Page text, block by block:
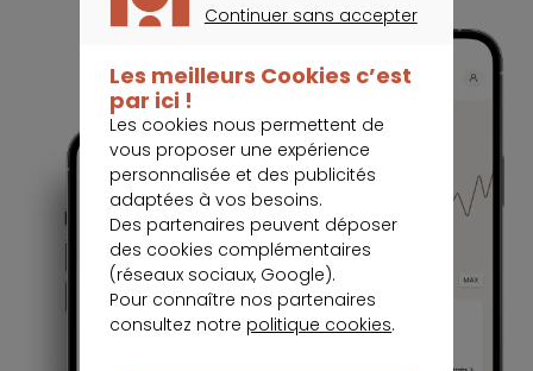
Continuer sans accepter
Les meilleurs Cookies c’est
par ici !
Les cookies nous permettent de
vous proposer une expérience
personnalisée et des publicités
adaptées à vos besoins.
Des partenaires peuvent déposer
des cookies complémentaires
(réseaux sociaux, Google).
Pour connaître nos partenaires
consultez notre politique cookies.